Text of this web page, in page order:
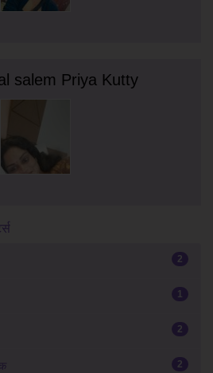
salem Priya Kutty
2
1
2
2